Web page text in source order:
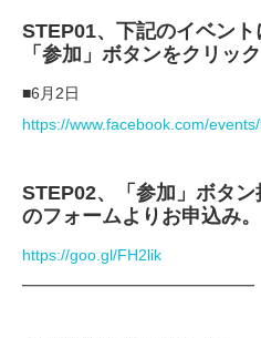
STEP01、下記のイベン
「参加」ボタンをクリック
■6月2日
https://www.facebook.com/
STEP02、「参加」ボタ
のフォームよりお申込み。
https://goo.gl/FH2lik
━━━━━━━━━━━━━━━